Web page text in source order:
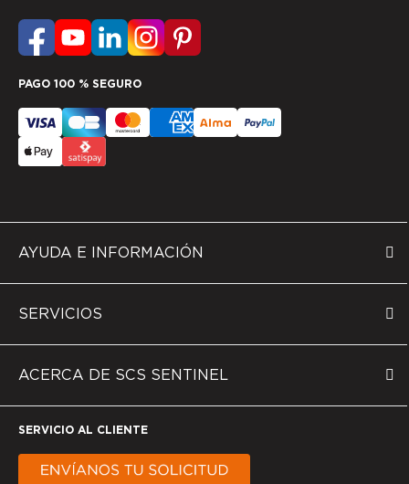
AYUDA E INFORMACIÓN
SERVICIOS
ACERCA DE SCS SENTINEL
SERVICIO AL CLIENTE
PAGO 100 % SEGURO